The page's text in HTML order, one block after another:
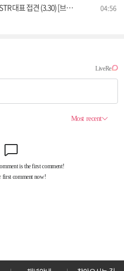
견 (3.30) [브리핑 인사이트] 04:56